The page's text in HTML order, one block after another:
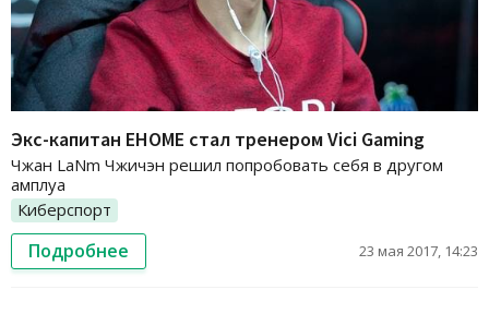
Экс-капитан EHOME стал тренером Vici Gaming
Чжан LaNm Чжичэн решил попробовать себя в другом
амплуа
Киберспорт
Подробнее 23 мая 2017, 14:23